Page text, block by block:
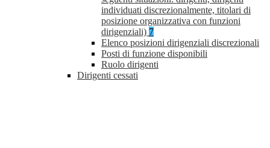
individuati discrezionalmente, titolari di
posizione organizzativa con funzioni
dirigenziali) 7
Elenco posizioni dirigenziali discrezionali
Posti di funzione disponibili
Ruolo dirigenti
Dirigenti cessati